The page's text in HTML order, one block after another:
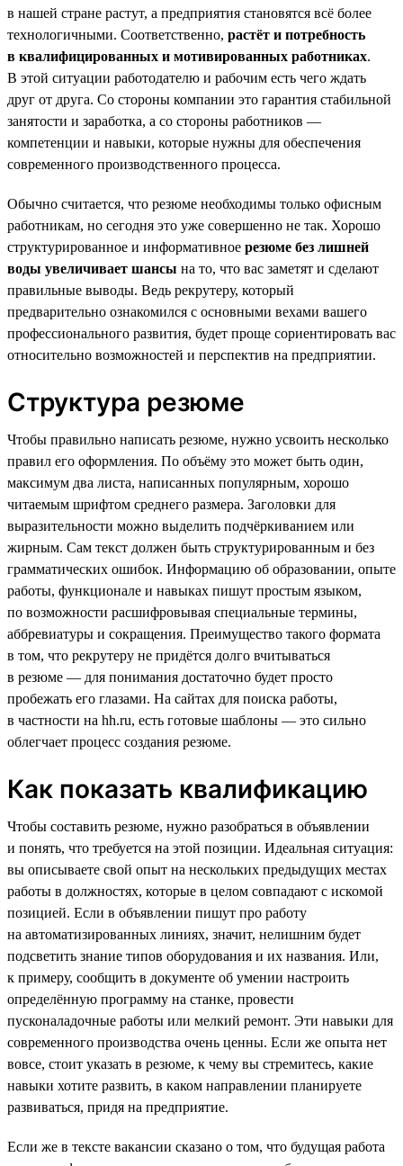
в нашей стране растут, а предприятия становятся всё более
технологичными. Соответственно, растёт и потребность
в квалифицированных и мотивированных работниках.
В этой ситуации работодателю и рабочим есть чего ждать
друг от друга. Со стороны компании это гарантия стабильной
занятости и заработка, а со стороны работников —
компетенции и навыки, которые нужны для обеспечения
современного производственного процесса.
Обычно считается, что резюме необходимы только офисным
работникам, но сегодня это уже совершенно не так. Хорошо
структурированное и информативное резюме без лишней
воды увеличивает шансы на то, что вас заметят и сделают
правильные выводы. Ведь рекрутеру, который
предварительно ознакомился с основными вехами вашего
профессионального развития, будет проще сориентировать вас
относительно возможностей и перспектив на предприятии.
Структура резюме
Чтобы правильно написать резюме, нужно усвоить несколько
правил его оформления. По объёму это может быть один,
максимум два листа, написанных популярным, хорошо
читаемым шрифтом среднего размера. Заголовки для
выразительности можно выделить подчёркиванием или
жирным. Сам текст должен быть структурированным и без
грамматических ошибок. Информацию об образовании, опыте
работы, функционале и навыках пишут простым языком,
по возможности расшифровывая специальные термины,
аббревиатуры и сокращения. Преимущество такого формата
в том, что рекрутеру не придётся долго вчитываться
в резюме — для понимания достаточно будет просто
пробежать его глазами. На сайтах для поиска работы,
в частности на hh.ru, есть готовые шаблоны — это сильно
облегчает процесс создания резюме.
Как показать квалификацию
Чтобы составить резюме, нужно разобраться в объявлении
и понять, что требуется на этой позиции. Идеальная ситуация:
вы описываете свой опыт на нескольких предыдущих местах
работы в должностях, которые в целом совпадают с искомой
позицией. Если в объявлении пишут про работу
на автоматизированных линиях, значит, нелишним будет
подсветить знание типов оборудования и их названия. Или,
к примеру, сообщить в документе об умении настроить
определённую программу на станке, провести
пусконаладочные работы или мелкий ремонт. Эти навыки для
современного производства очень ценны. Если же опыта нет
вовсе, стоит указать в резюме, к чему вы стремитесь, какие
навыки хотите развить, в каком направлении планируете
развиваться, придя на предприятие.
Если же в тексте вакансии сказано о том, что будущая работа